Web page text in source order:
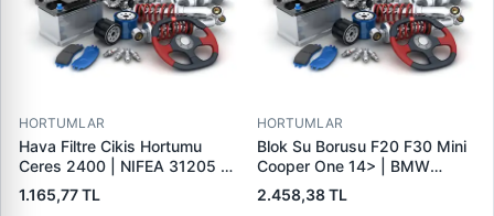
HORTUMLAR
Hava Filtre Cikis Hortumu
Ceres 2400 | NIFEA 31205 |
OEM 0K68A13347
1.165,77 TL
HORTUMLAR
Blok Su Borusu F20 F30 Mini
Cooper One 14> | BMW
11118571141 | OEM
11118571141
2.458,38 TL